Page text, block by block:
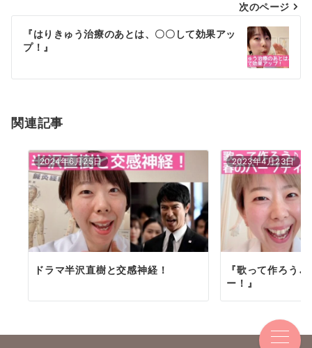
ビ
シ
ン
次のページ
『はりきゅう治療のあとは、〇〇して効果アッ
プ！』
関連記事
2024年6月25日
ドラマ半沢直樹と交感神経！
2023年4月23日
『歌って作ろう♪
ー！』